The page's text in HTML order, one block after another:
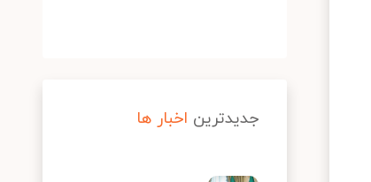
جدیدترین اخبار ها